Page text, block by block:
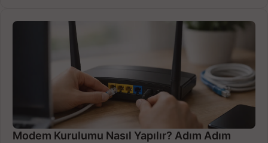
Modem Kurulumu Nasıl Yapılır? Adım Adım